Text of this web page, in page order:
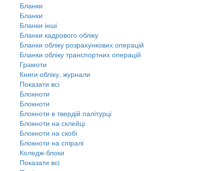
Бланки
Бланки
Бланки інші
Бланки кадрового обліку
Бланки обліку розрахункових операцій
Бланки обліку транспортних операцій
Грамоти
Книги обліку, журнали
Показати всі
Блокноти
Блокноти
Блокноти в твердій палітурці
Блокноти на склейці
Блокноти на скобі
Блокноти на спіралі
Коледж-блоки
Показати всі